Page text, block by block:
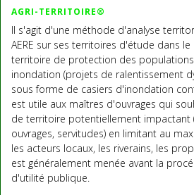
AGRI-TERRITOIRE®
Il s'agit d'une méthode d'analyse
AERE sur ses territoires d'étude dans
territoire de protection des
inondation (projets de ralentissement
sous forme de casiers d'inondation
est utile aux maîtres d'ouvrages qui
de territoire potentiellement impactant
ouvrages, servitudes) en limitant au
les acteurs locaux, les riverains, les
est généralement menée avant la
d'utilité publique.